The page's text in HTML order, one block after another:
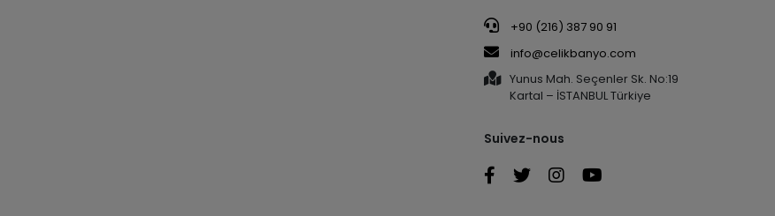
+90 (216) 387 90 91
info@celikbanyo.com
Yunus Mah. Seçenler Sk. No:19
Kartal – İSTANBUL Türkiye
Suivez-nous